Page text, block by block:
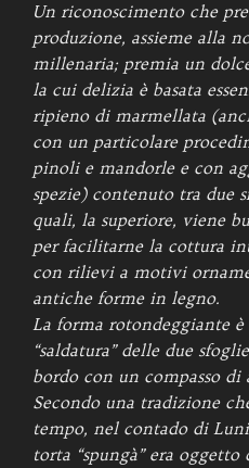
Un riconoscimento che
produzione, assieme alla
millenaria; premia un
la cui delizia è basata
ripieno di marmellata
con un particolare
pinoli e mandorle e con
spezie) contenuto tra due
quali, la superiore, viene
per facilitarne la cottura
con rilievi a motivi
antiche forme in legno.
La forma rotondeggiante
“saldatura” delle due
bordo con un compasso di
Secondo una tradizione
tempo, nel contado di
torta “spungà” era